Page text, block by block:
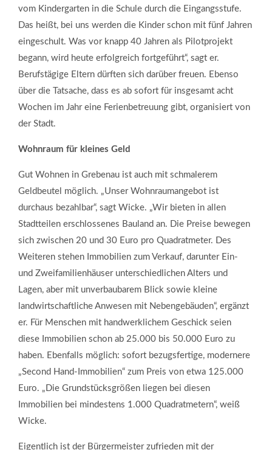
vom Kindergarten in die Schule durch die Eingangsstufe.
Das heißt, bei uns werden die Kinder schon mit fünf Jahren
eingeschult. Was vor knapp 40 Jahren als Pilotprojekt
begann, wird heute erfolgreich fortgeführt“, sagt er.
Berufstägige Eltern dürften sich darüber freuen. Ebenso
über die Tatsache, dass es ab sofort für insgesamt acht
Wochen im Jahr eine Ferienbetreuung gibt, organisiert von
der Stadt.
Wohnraum für kleines Geld
Gut Wohnen in Grebenau ist auch mit schmalerem
Geldbeutel möglich. „Unser Wohnraumangebot ist
durchaus bezahlbar“, sagt Wicke. „Wir bieten in allen
Stadtteilen erschlossenes Bauland an. Die Preise bewegen
sich zwischen 20 und 30 Euro pro Quadratmeter. Des
Weiteren stehen Immobilien zum Verkauf, darunter Ein-
und Zweifamilienhäuser unterschiedlichen Alters und
Lagen, aber mit unverbaubarem Blick sowie kleine
landwirtschaftliche Anwesen mit Nebengebäuden“, ergänzt
er. Für Menschen mit handwerklichem Geschick seien
diese Immobilien schon ab 25.000 bis 50.000 Euro zu
haben. Ebenfalls möglich: sofort bezugsfertige, modernere
„Second Hand-Immobilien“ zum Preis von etwa 125.000
Euro. „Die Grundstücksgrößen liegen bei diesen
Immobilien bei mindestens 1.000 Quadratmetern“, weiß
Wicke.
Eigentlich ist der Bürgermeister zufrieden mit der